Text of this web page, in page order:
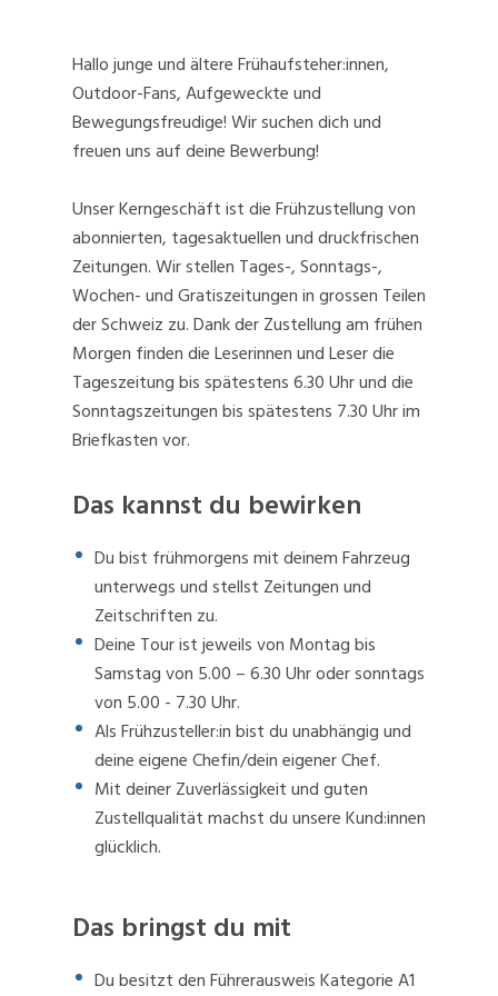
Hallo junge und ältere Frühaufsteher:innen,
Outdoor-Fans, Aufgeweckte und
Bewegungsfreudige! Wir suchen dich und
freuen uns auf deine Bewerbung!
Unser Kerngeschäft ist die Frühzustellung von
abonnierten, tagesaktuellen und druckfrischen
Zeitungen. Wir stellen Tages-, Sonntags-,
Wochen- und Gratiszeitungen in grossen Teilen
der Schweiz zu. Dank der Zustellung am frühen
Morgen finden die Leserinnen und Leser die
Tageszeitung bis spätestens 6.30 Uhr und die
Sonntagszeitungen bis spätestens 7.30 Uhr im
Briefkasten vor.
Das kannst du bewirken
Du bist frühmorgens mit deinem Fahrzeug
unterwegs und stellst Zeitungen und
Zeitschriften zu.
Deine Tour ist jeweils von Montag bis
Samstag von 5.00 – 6.30 Uhr oder sonntags
von 5.00 - 7.30 Uhr.
Als Frühzusteller:in bist du unabhängig und
deine eigene Chefin/dein eigener Chef.
Mit deiner Zuverlässigkeit und guten
Zustellqualität machst du unsere Kund:innen
glücklich.
Das bringst du mit
Du besitzt den Führerausweis Kategorie A1